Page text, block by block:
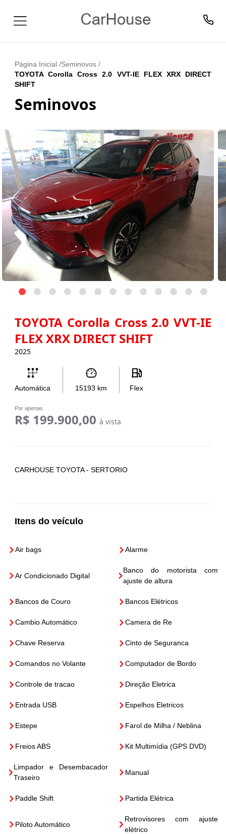
Página Inicial /Seminovos /
TOYOTA Corolla Cross 2.0 VVT-IE FLEX XRX DIRECT
SHIFT
Seminovos
TOYOTA Corolla Cross 2.0 VVT-IE
FLEX XRX DIRECT SHIFT
2025
Automática 15193 km Flex
Por apenas
R$ 199.900,00 à vista
CARHOUSE TOYOTA - SERTORIO
Itens do veículo
Air bags Alarme
Ar Condicionado Digital
Banco do motorista com
ajuste de altura
Bancos de Couro Bancos Elétricos
Cambio Automático Camera de Re
Chave Reserva Cinto de Seguranca
Comandos no Volante Computador de Bordo
Controle de tracao Direção Eletrica
Entrada USB Espelhos Eletricos
Estepe Farol de Milha / Neblina
Freios ABS Kit Multimídia (GPS DVD)
Limpador e Desembacador
Traseiro
Manual
Paddle Shift Partida Elétrica
Piloto Automático
Retrovisores com ajuste
elétrico